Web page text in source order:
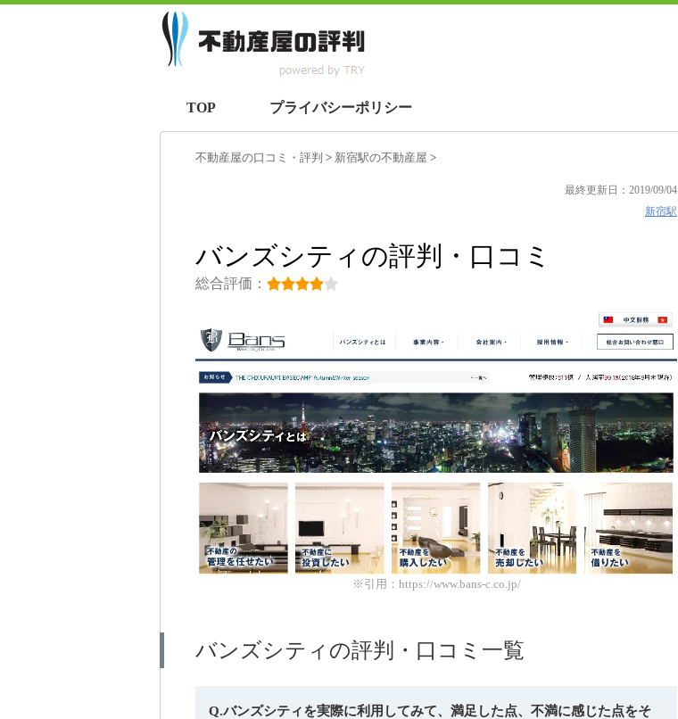
TOP プライバシーポリシー
不動産屋の口コミ・評判 > 新宿駅の不動産屋 >
最終更新日：2019/09/04
新宿駅
バンズシティの評判・口コミ
総合評価：
※引用：https://www.bans-c.co.jp/
バンズシティの評判・口コミ一覧
Q.バンズシティを実際に利用してみて、満足した点、不満に感じた点をそ